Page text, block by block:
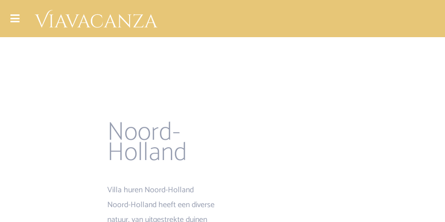
Noord-
Holland
Villa huren Noord-Holland
Noord-Holland heeft een diverse